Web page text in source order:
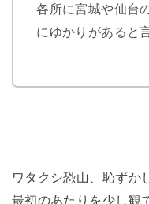
各所に宮城や仙台
にゆかりがあると
ワタクシ恐山、恥ず
最初のあたりを少し観